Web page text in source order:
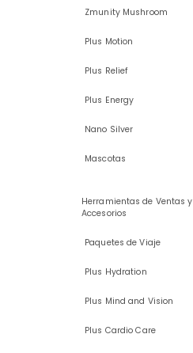
Zmunity Mushroom
Plus Motion
Plus Relief
Plus Energy
Nano Silver
Mascotas
Herramientas de Ventas y
Accesorios
Paquetes de Viaje
Plus Hydration
Plus Mind and Vision
Plus Cardio Care